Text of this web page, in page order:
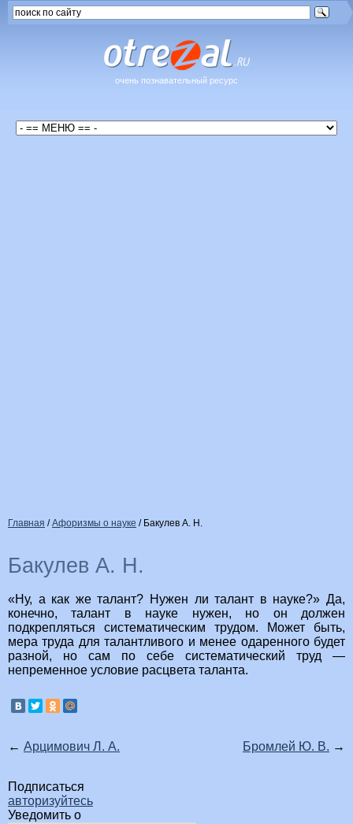
очень познавательный ресурс
Главная /Афоризмы о науке / Бакулев А. Н.
Бакулев А. Н.
«Ну, а как же талант? Нужен ли талант в науке?» Да,
конечно, талант в науке нужен, но он должен
подкрепляться систематическим трудом. Может быть,
мера труда для талантливого и менее одаренного будет
разной, но сам по себе систематический труд —
непременное условие расцвета таланта.
← Арцимович Л. А. Бромлей Ю. В. →
Подписаться
авторизуйтесь
Уведомить о